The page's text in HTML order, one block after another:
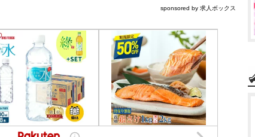
sponsored by 求人ボックス